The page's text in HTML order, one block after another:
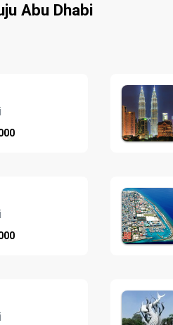
Abu Dhabi